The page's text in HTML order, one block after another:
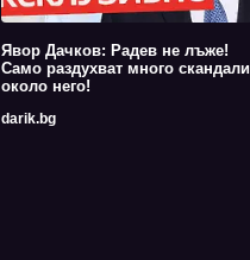
Явор Дачков: Радев не лъже!
Само раздухват много скандали
около него!
darik.bg